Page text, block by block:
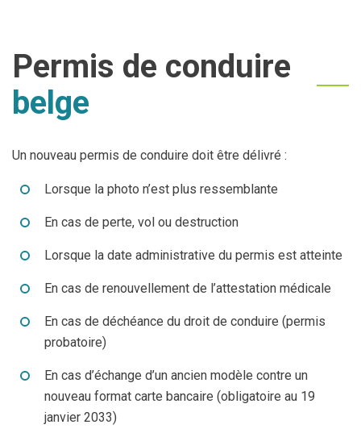
Permis de conduire
belge
Un nouveau permis de conduire doit être délivré :
Lorsque la photo n’est plus ressemblante
En cas de perte, vol ou destruction
Lorsque la date administrative du permis est atteinte
En cas de renouvellement de l’attestation médicale
En cas de déchéance du droit de conduire (permis
probatoire)
En cas d’échange d’un ancien modèle contre un
nouveau format carte bancaire (obligatoire au 19
janvier 2033)